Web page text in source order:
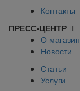
Контакты
ПРЕСС-ЦЕНТР
О
Новости
Статьи
Услуги